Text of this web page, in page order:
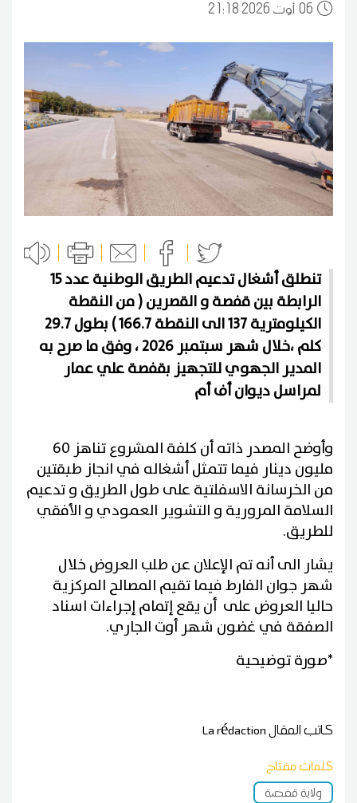
0621:18 2026 أوت
تنطلق أشغال تدعيم الطريق الوطنية عدد 15
الرابطة بين قفصة و القصرين ( من النقطة
الكيلومترية 137 الى النقطة 166.7 ) بطول 29.7
كلم ،خلال شهر سبتمبر 2026 ، وفق ما صرح به
المدير الجهوي للتجهيز بقفصة علي عمار
لمراسل ديوان أف أم
وأوضح المصدر ذاته أن كلفة المشروع تناهز 60
مليون دينار فيما تتمثل أشغاله في انجاز طبقتين
من الخرسانة الاسفلتية على طول الطريق و تدعيم
السلامة المرورية و التشوير العمودي و الأفقي
للطريق.
يشار الى أنه تم الإعلان عن طلب العروض خلال
شهر جوان الفارط فيما تقيم المصالح المركزية
حاليا العروض على أن يقع إتمام إجراءات اسناد
الصفقة في غضون شهر أوت الجاري.
*صورة توضيحية
كاتب المقالLa rédaction
كلمات مفتاح
ولاية قفصة